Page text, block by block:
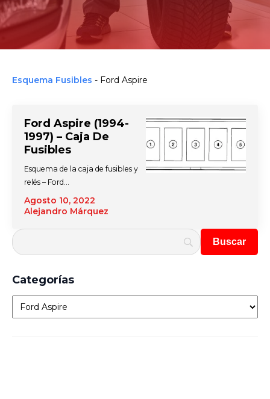
Esquema Fusibles - Ford Aspire
Ford Aspire (1994-
1997) – Caja De
Fusibles
Agosto 10, 2022
Alejandro Márquez
Esquema de la caja de fusibles y
relés – Ford…
Categorías
Categorías